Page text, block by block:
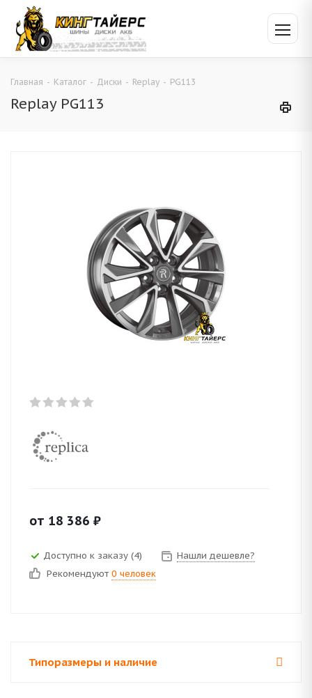
Главная - Каталог - Диски - Replay - PG113
Replay PG113
от 18 386 ₽
Доступно к заказу (4)
Нашли дешевле?
Рекомендуют 0 человек
Типоразмеры и наличие